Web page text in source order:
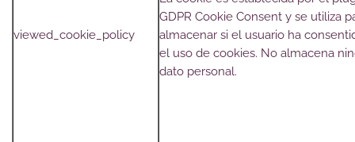
viewed_cookie_policy
GDPR Cookie Consent y se utiliza
almacenar si el usuario ha
el uso de cookies. No almacena
dato personal.